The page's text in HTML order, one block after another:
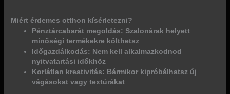
Miért érdemes otthon kísérletezni?
Pénztárcabarát megoldás: Szalonárak helyett
minőségi termékekre költhetsz
Időgazdálkodás: Nem kell alkalmazkodnod
nyitvatartási időkhöz
Korlátlan kreativitás: Bármikor kipróbálhatsz új
vágásokat vagy textúrákat